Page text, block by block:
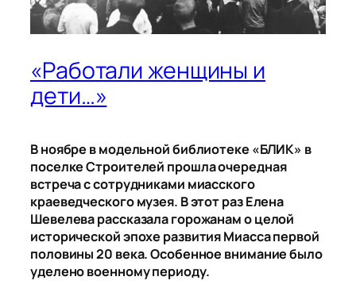
«Работали женщины и
дети…»
В ноябре в модельной библиотеке «БЛИК» в
поселке Строителей прошла очередная
встреча с сотрудниками миасского
краеведческого музея. В этот раз Елена
Шевелева рассказала горожанам о целой
исторической эпохе развития Миасса первой
половины 20 века. Особенное внимание было
уделено военному периоду.